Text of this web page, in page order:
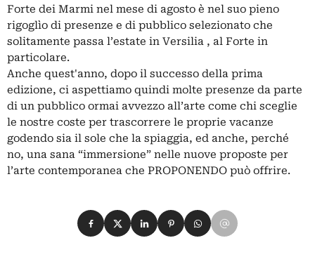
Forte dei Marmi nel mese di agosto è nel suo pieno
rigoglìo di presenze e di pubblico selezionato che
solitamente passa l’estate in Versilia , al Forte in
particolare.
Anche quest'anno, dopo il successo della prima
edizione, ci aspettiamo quindi molte presenze da parte
di un pubblico ormai avvezzo all’arte come chi sceglie
le nostre coste per trascorrere le proprie vacanze
godendo sia il sole che la spiaggia, ed anche, perché
no, una sana “immersione” nelle nuove proposte per
l’arte contemporanea che PROPONENDO può offrire.
Condividi su Facebook
Condividi su X
Condividi su LinkedIn
Condividi su Pinterest
Condividi su WhatsApp
Condividi su Email